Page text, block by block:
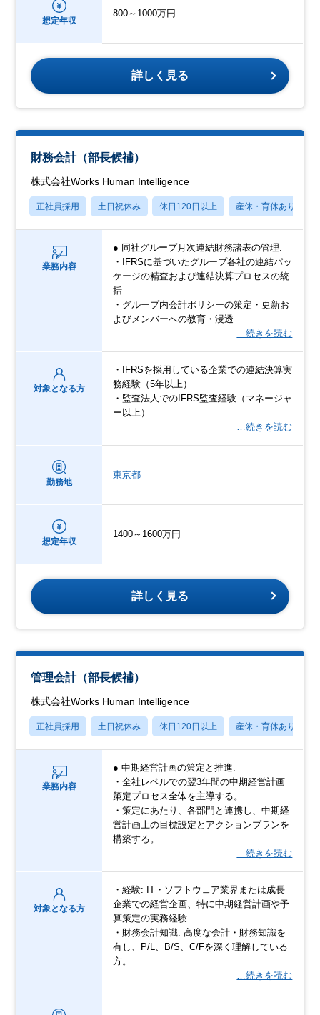
想定年収
800～1000万円
詳しく見る
財務会計（部長候補）
株式会社Works Human Intelligence
正社員採用 土日祝休み 休日120日以上 産休・育休あり
業務内容
● 同社グループ月次連結財務諸表の管理:
・IFRSに基づいたグループ各社の連結パッ
ケージの精査および連結決算プロセスの統
括
・グループ内会計ポリシーの策定・更新お
よびメンバーへの教育・浸透
…続きを読む
対象となる方
・IFRSを採用している企業での連結決算実
務経験（5年以上）
・監査法人でのIFRS監査経験（マネージャ
ー以上）
…続きを読む
勤務地
東京都
想定年収
1400～1600万円
詳しく見る
管理会計（部長候補）
株式会社Works Human Intelligence
正社員採用 土日祝休み 休日120日以上 産休・育休あり
業務内容
● 中期経営計画の策定と推進:
・全社レベルでの翌3年間の中期経営計画
策定プロセス全体を主導する。
・策定にあたり、各部門と連携し、中期経
営計画上の目標設定とアクションプランを
構築する。
…続きを読む
対象となる方
・経験: IT・ソフトウェア業界または成長
企業での経営企画、特に中期経営計画や予
算策定の実務経験
・財務会計知識: 高度な会計・財務知識を
有し、P/L、B/S、C/Fを深く理解している
方。
…続きを読む